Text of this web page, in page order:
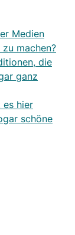
Medien
machen?
die
ganz
es hier
schöne